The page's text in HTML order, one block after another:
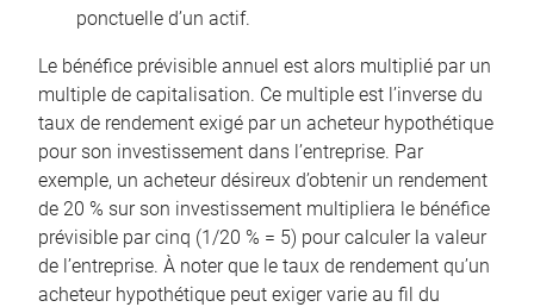
ponctuelle d’un actif.
Le bénéfice prévisible annuel est alors multiplié par un
multiple de capitalisation. Ce multiple est l’inverse du
taux de rendement exigé par un acheteur hypothétique
pour son investissement dans l’entreprise. Par
exemple, un acheteur désireux d’obtenir un rendement
de 20 % sur son investissement multipliera le bénéfice
prévisible par cinq (1/20 % = 5) pour calculer la valeur
de l’entreprise. À noter que le taux de rendement qu’un
acheteur hypothétique peut exiger varie au fil du